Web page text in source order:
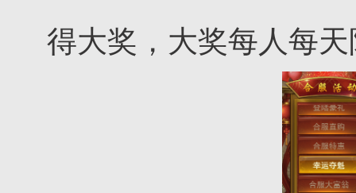
得大奖，大奖每人每